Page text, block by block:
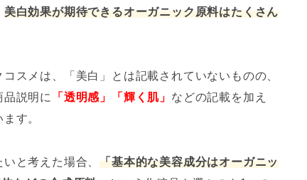
美白効果が期待できるオーガニック原料はたくさん
スメは、「美白」とは記載されていないものの、
品説明に 「透明感」 「輝く肌」 などの記載を加え
す。
いと考えた場合、「基本的な美容成分はオーガニッ